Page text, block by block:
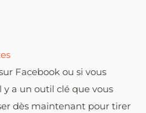
Facebook ou si vous
y a un outil clé que vous
dès maintenant pour tirer